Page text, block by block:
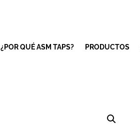
¿POR QUÉ ASM TAPS? PRODUCTOS